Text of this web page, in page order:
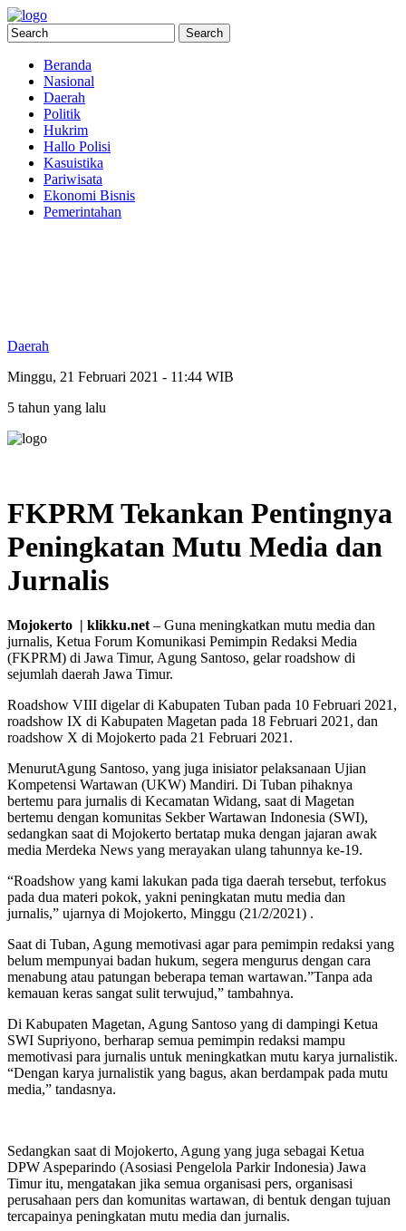
Beranda
Nasional
Daerah
Politik
Hukrim
Hallo Polisi
Kasuistika
Pariwisata
Ekonomi Bisnis
Pemerintahan
Daerah
Minggu, 21 Februari 2021 - 11:44 WIB
5 tahun yang lalu
FKPRM Tekankan Pentingnya
Peningkatan Mutu Media dan
Jurnalis
Mojokerto | klikku.net – Guna meningkatkan mutu media dan
jurnalis, Ketua Forum Komunikasi Pemimpin Redaksi Media
(FKPRM) di Jawa Timur, Agung Santoso, gelar roadshow di
sejumlah daerah Jawa Timur.
Roadshow VIII digelar di Kabupaten Tuban pada 10 Februari 2021,
roadshow IX di Kabupaten Magetan pada 18 Februari 2021, dan
roadshow X di Mojokerto pada 21 Februari 2021.
MenurutAgung Santoso, yang juga inisiator pelaksanaan Ujian
Kompetensi Wartawan (UKW) Mandiri. Di Tuban pihaknya
bertemu para jurnalis di Kecamatan Widang, saat di Magetan
bertemu dengan komunitas Sekber Wartawan Indonesia (SWI),
sedangkan saat di Mojokerto bertatap muka dengan jajaran awak
media Merdeka News yang merayakan ulang tahunnya ke-19.
“Roadshow yang kami lakukan pada tiga daerah tersebut, terfokus
pada dua materi pokok, yakni peningkatan mutu media dan
jurnalis,” ujarnya di Mojokerto, Minggu (21/2/2021) .
Saat di Tuban, Agung memotivasi agar para pemimpin redaksi yang
belum mempunyai badan hukum, segera mengurus dengan cara
menabung atau patungan beberapa teman wartawan.”Tanpa ada
kemauan keras sangat sulit terwujud,” tambahnya.
Di Kabupaten Magetan, Agung Santoso yang di dampingi Ketua
SWI Supriyono, berharap semua pemimpin redaksi mampu
memotivasi para jurnalis untuk meningkatkan mutu karya jurnalistik.
“Dengan karya jurnalistik yang bagus, akan berdampak pada mutu
media,” tandasnya.
Sedangkan saat di Mojokerto, Agung yang juga sebagai Ketua
DPW Aspeparindo (Asosiasi Pengelola Parkir Indonesia) Jawa
Timur itu, mengatakan jika semua organisasi pers, organisasi
perusahaan pers dan komunitas wartawan, di bentuk dengan tujuan
tercapainya peningkatan mutu media dan jurnalis.